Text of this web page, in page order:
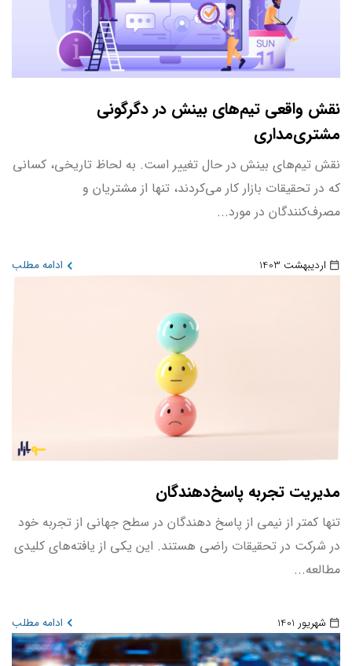
نقش واقعی تیم‌های بینش در دگرگونی
مشتری‌مداری
نقش تیم‌های بینش در حال تغییر است. به لحاظ تاریخی، کسانی
که در تحقیقات بازار کار می‌کردند، تنها از مشتریان و
مصرف‌کنندگان در مورد...
اردیبهشت 1403 ادامه مطلب
مدیریت تجربه پاسخ‌دهندگان
تنها کمتر از نیمی از پاسخ دهندگان در سطح جهانی از تجربه خود
در شرکت در تحقیقات راضی هستند. این یکی از یافته‌های کلیدی
مطالعه...
شهریور 1401 ادامه مطلب